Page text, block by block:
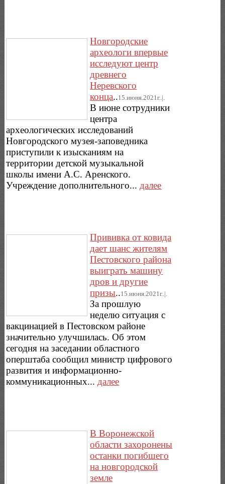
Новгородские
археологи впервые
исследуют центр
древнего
Неревского
конца..15.июня.2021г..|.
В июне сотрудники
центра
археологических исследований
Новгородского музея-заповедника
приступили к изысканиям на
территории детской музыкальной
школы имени А.C. Аренского.
Учреждение дополнительного... далее
Прививка от ковида
дает шанс жителям
Пестовского района
выиграть машину
дров и другие
призы..15.июня.2021г..|.
За прошлую
неделю ситуация с
вакцинацией в Пестовском районе
значительно улучшилась. Об этом
сегодня на заседании областного
оперштаба сообщил министр цифрового
развития и информационно-
коммуникационных... далее
В Воронежской
области захоронены
останки погибшего
на новгородской
земле